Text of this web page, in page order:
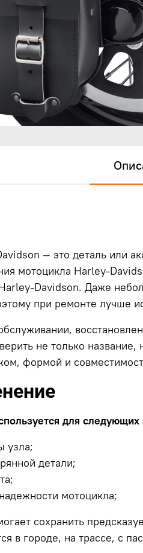
— это деталь или
мотоцикла Harley-
Davidson. Даже
при ремонте лучше
не только
формой и
для следующих
узла;
детали;
мотоцикла;
сохранить
в городе, на трассе, с